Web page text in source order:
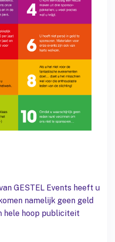
GESTEL Events heeft u
namelijk geen geld
hele hoop publiciteit